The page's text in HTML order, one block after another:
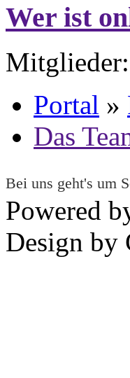
Wer ist
Portal »
Das
Bei uns geht's um
Powered
Design by